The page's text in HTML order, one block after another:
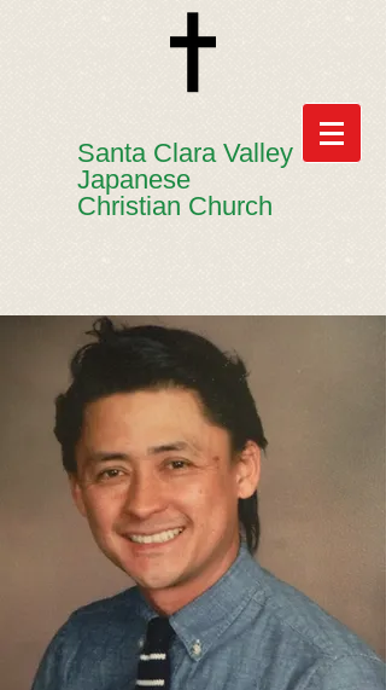
​​Santa Clara Valley
Japanese
Christian Church